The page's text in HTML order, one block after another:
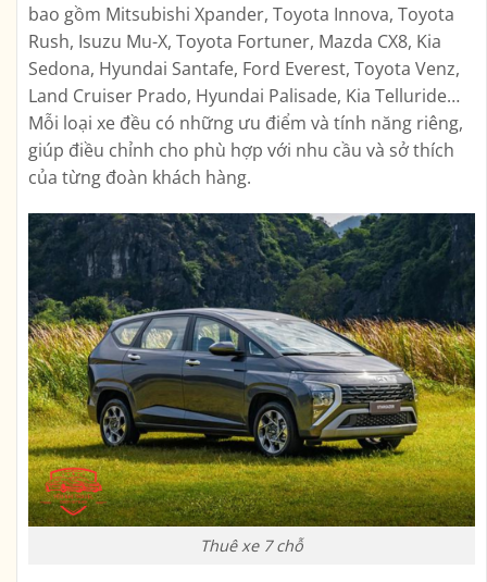
bao gồm Mitsubishi Xpander, Toyota Innova, Toyota
Rush, Isuzu Mu-X, Toyota Fortuner, Mazda CX8, Kia
Sedona, Hyundai Santafe, Ford Everest, Toyota Venz,
Land Cruiser Prado, Hyundai Palisade, Kia Telluride…
Mỗi loại xe đều có những ưu điểm và tính năng riêng,
giúp điều chỉnh cho phù hợp với nhu cầu và sở thích
của từng đoàn khách hàng.
Thuê xe 7 chỗ